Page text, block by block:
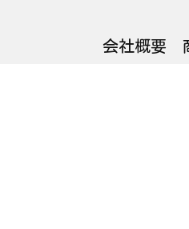
会社概要